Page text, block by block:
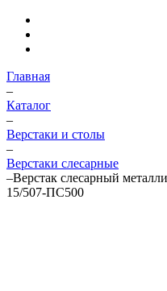
Главная
–
Каталог
–
Верстаки и столы
–
Верстаки слесарные
–Верстак слесарный
15/507-ПС500